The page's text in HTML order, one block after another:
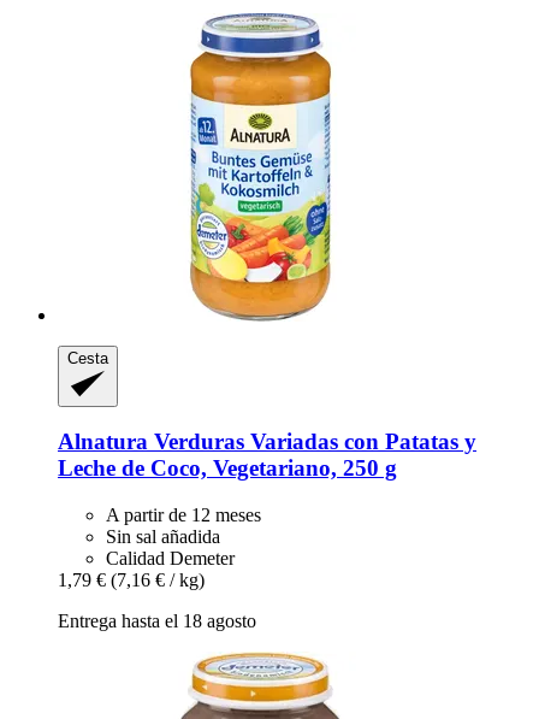
Cesta
Alnatura Verduras Variadas con Patatas y
Leche de Coco, Vegetariano, 250 g
A partir de 12 meses
Sin sal añadida
Calidad Demeter
1,79 € (7,16 € / kg)
Entrega hasta el 18 agosto